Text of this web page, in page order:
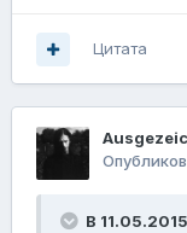
Цитата
В